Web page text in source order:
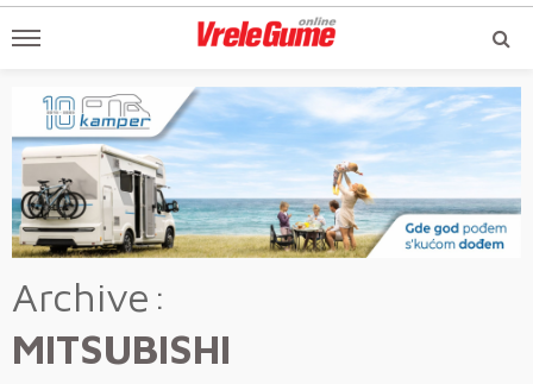
Archive
MITSUBISHI